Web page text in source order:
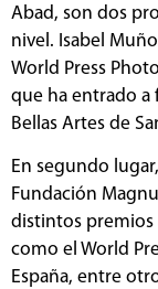
Abad, son dos
nivel. Isabel
World Press
que ha entrado a
Bellas Artes de
En segundo
Fundación
distintos premios
como el World
España, entre